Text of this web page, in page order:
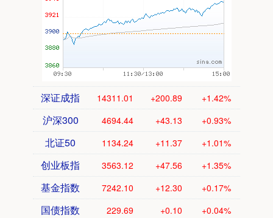
深证成指 14311.01 +200.89 +1.42%
沪深300 4694.44 +43.13 +0.93%
北证50 1134.24 +11.37 +1.01%
创业板指 3563.12 +47.56 +1.35%
基金指数 7242.10 +12.30 +0.17%
国债指数 229.69 +0.10 +0.04%